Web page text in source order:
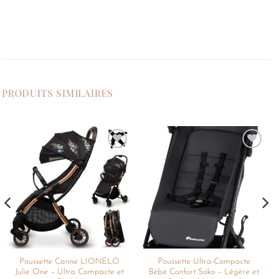
PRODUITS SIMILAIRES
Ajouter
à la
liste de
souhaits
Poussette Canne LIONELO
Julie One – Ultra Compacte et
Ajouter
à la
liste de
souhaits
Poussette Ultra-Compacte
Bébé Confort Soko – Légère et